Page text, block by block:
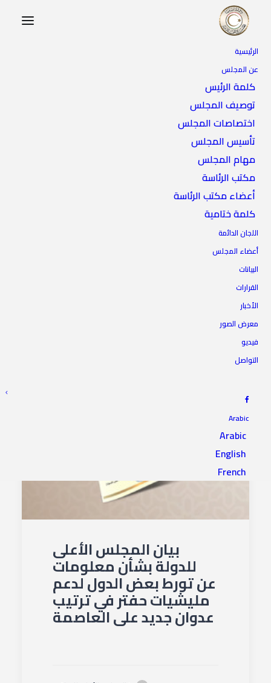
الرئيسية
عن المجلس
كلمة الرئيس
توصيف المجلس
اختصاصات المجلس
تأسيس المجلس
مهام المجلس
مكتب الرئاسة
أعضاء مكتب الرئاسة
كلمة ختامية
اللجان الدائمة
أعضاء المجلس
البيانات
القرارات
الأخبار
معرض الصور
فيديو
التواصل
Arabic
Arabic
English
French
بيان المجلس الأعلى
للدولة بشأن معلومات
عن تورط بعض الدول لدعم
مليشيات حفتر في ترتيب
عدوان جديد على العاصمة